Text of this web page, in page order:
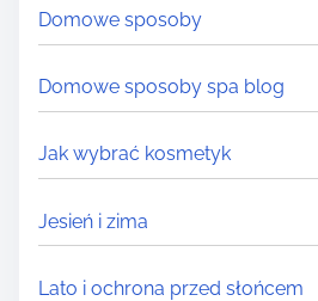
.
.
.
Domowe sposoby
Domowe sposoby spa blog
Jak wybrać kosmetyk
Jesień i zima
Lato i ochrona przed słońcem